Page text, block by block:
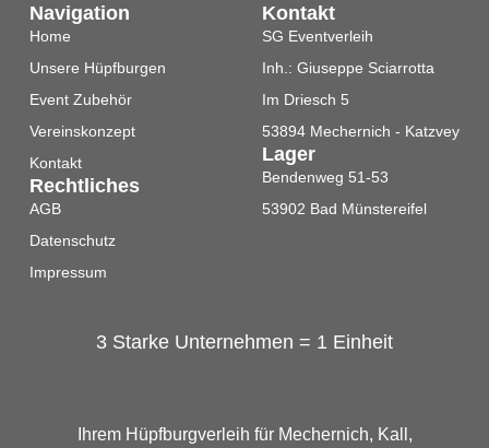
3 Starke Unternehmen = 1 Einheit
Ihrem Hüpfburgverleih für Mechernich, Kall,
Navigation
Home
Unsere Hüpfburgen
Event Zubehör
Vereinskonzept
Kontakt
Rechtliches
AGB
Datenschutz
Impressum
Kontakt
SG Eventverleih
Inh.: Giuseppe Sciarrotta
Im Driesch 5
53894 Mechernich - Katzvey
Lager
Bendenweg 51-53
53902 Bad Münstereifel